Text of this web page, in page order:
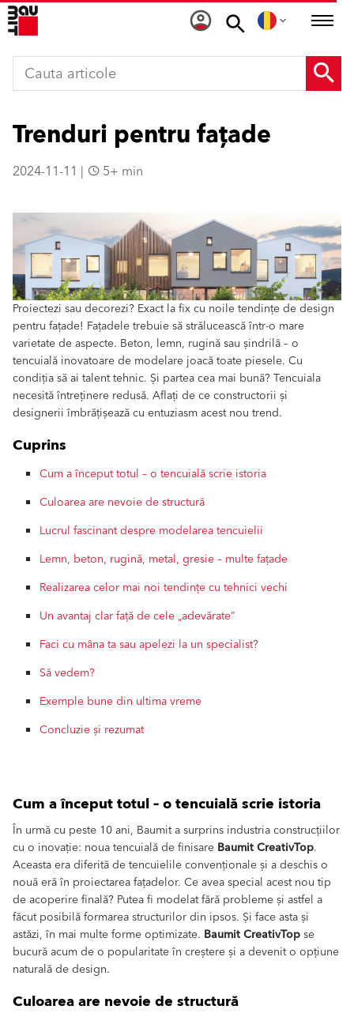
Trenduri pentru fațade
2024-11-11 | 5+ min
Proiectezi sau decorezi? Exact la fix cu noile tendințe de design
pentru fațade! Fațadele trebuie să strălucească într-o mare
varietate de aspecte. Beton, lemn, rugină sau șindrilă – o
tencuială inovatoare de modelare joacă toate piesele. Cu
condiția să ai talent tehnic. Și partea cea mai bună? Tencuiala
necesită întreținere redusă. Aflați de ce constructorii și
designerii îmbrățișează cu entuziasm acest nou trend.
Cuprins
Cum a început totul – o tencuială scrie istoria
Culoarea are nevoie de structură
Lucrul fascinant despre modelarea tencuielii
Lemn, beton, rugină, metal, gresie – multe fațade
Realizarea celor mai noi tendințe cu tehnici vechi
Un avantaj clar față de cele „adevărate”
Faci cu mâna ta sau apelezi la un specialist?
Să vedem?
Exemple bune din ultima vreme
Concluzie și rezumat
Cum a început totul – o tencuială scrie istoria
În urmă cu peste 10 ani, Baumit a surprins industria construcțiilor
cu o inovație: noua tencuială de finisare Baumit CreativTop.
Aceasta era diferită de tencuielile convenționale și a deschis o
nouă eră în proiectarea fațadelor. Ce avea special acest nou tip
de acoperire finală? Putea fi modelat fără probleme și astfel a
făcut posibilă formarea structurilor din ipsos. Și face asta și
astăzi, în mai multe forme optimizate. Baumit CreativTopse
bucură acum de o popularitate în creștere și a devenit o opțiune
naturală de design.
Culoarea are nevoie de structură